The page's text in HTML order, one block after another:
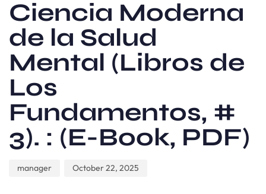
Ciencia Moderna
de la Salud
Mental (Libros de
Los
Fundamentos, #
3). : (E-Book, PDF)
manager October 22, 2025